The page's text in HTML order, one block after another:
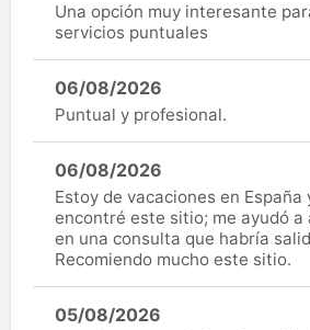
Una opción muy interesante
servicios puntuales
06/08/2026
Puntual y profesional.
06/08/2026
Estoy de vacaciones en España
encontré este sitio; me ayudó a
en una consulta que habría
Recomiendo mucho este sitio.
05/08/2026